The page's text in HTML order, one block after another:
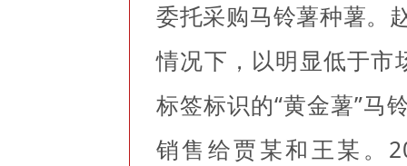
委托采购马铃薯种薯。
情况下，以明显低于市
标签标识的“黄金薯”马
销售给贾某和王某。